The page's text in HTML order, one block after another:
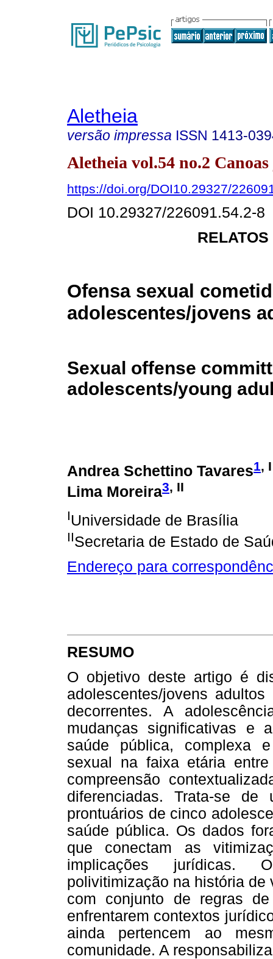
Aletheia
versão impressa ISSN 1413-
Aletheia vol.54 no.2
https://doi.org/DOI10.29327/
DOI 10.29327/226091.54.2-8
Ofensa sexual
adolescentes/jovens
Sexual offense
adolescents/young
Andrea Schettino Tavares1, I
Lima Moreira3, II
IUniversidade de Brasília
IISecretaria de Estado de
Endereço para
RESUMO
O objetivo deste artigo é
adolescentes/jovens
decorrentes. A
mudanças significativas e
saúde pública, complexa
sexual na faixa etária
compreensão
diferenciadas. Trata-se
prontuários de cinco
saúde pública. Os dados
que conectam as
implicações jurídicas.
polivitimização na história de
com conjunto de regras
enfrentarem contextos
ainda pertencem ao
comunidade. A